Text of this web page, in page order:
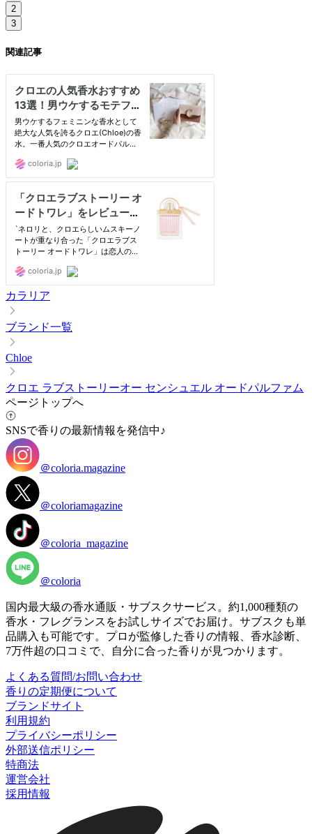
2
3
関連記事
カラリア
ブランド一覧
Chloe
クロエ ラブストーリーオー センシュエル オードパルファム
ページトップへ
SNSで香りの最新情報を発信中♪
＠coloria.magazine
＠coloriamagazine
＠coloria_magazine
＠coloria
国内最大級の香水通販・サブスクサービス。約1,000種類の
香水・フレグランスをお試しサイズでお届け。サブスクも単
品購入も可能です。プロが監修した香りの情報、香水診断、
7万件超の口コミで、自分に合った香りが見つかります。
よくある質問/お問い合わせ
香りの定期便について
ブランドサイト
利用規約
プライバシーポリシー
外部送信ポリシー
特商法
運営会社
採用情報